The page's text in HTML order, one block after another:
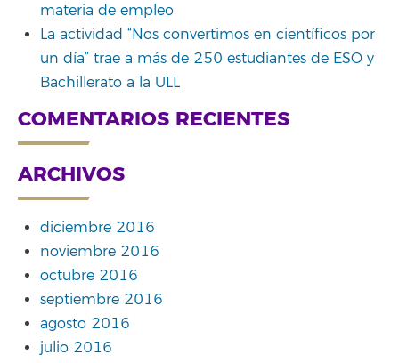
materia de empleo
La actividad “Nos convertimos en científicos por
un día” trae a más de 250 estudiantes de ESO y
Bachillerato a la ULL
COMENTARIOS RECIENTES
ARCHIVOS
diciembre 2016
noviembre 2016
octubre 2016
septiembre 2016
agosto 2016
julio 2016